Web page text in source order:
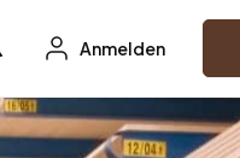
Anmelden